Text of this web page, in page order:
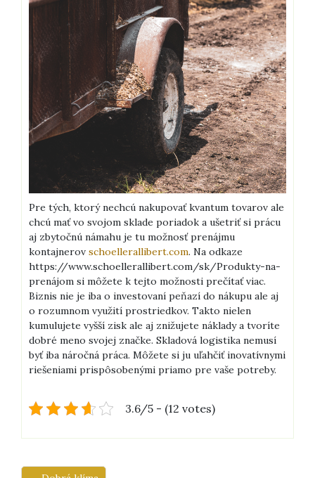
Pre tých, ktorý nechcú nakupovať kvantum tovarov ale
chcú mať vo svojom sklade poriadok a ušetriť si prácu
aj zbytočnú námahu je tu možnosť prenájmu
kontajnerov schoellerallibert.com. Na odkaze
https://www.schoellerallibert.com/sk/Produkty-na-
prenájom si môžete k tejto možnosti prečítať viac.
Biznis nie je iba o investovaní peňazí do nákupu ale aj
o rozumnom využití prostriedkov. Takto nielen
kumulujete vyšší zisk ale aj znižujete náklady a tvoríte
dobré meno svojej značke. Skladová logistika nemusí
byť iba náročná práca. Môžete si ju uľahčiť inovatívnymi
riešeniami prispôsobenými priamo pre vaše potreby.
3.6/5 - (12 votes)